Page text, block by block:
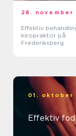
28. november
Effektiv
kiropraktor på
Frederiksberg
01. oktober
Effektiv